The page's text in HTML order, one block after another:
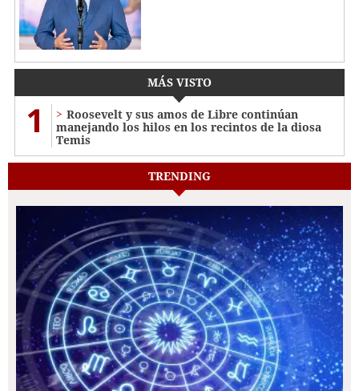
MÁS VISTO
1
Roosevelt y sus amos de Libre continúan
manejando los hilos en los recintos de la diosa
Temis
TRENDING